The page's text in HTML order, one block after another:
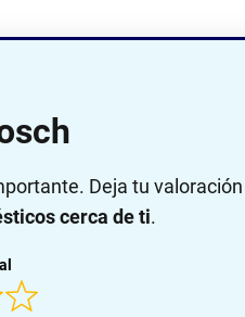
Deja tu
cerca de ti.